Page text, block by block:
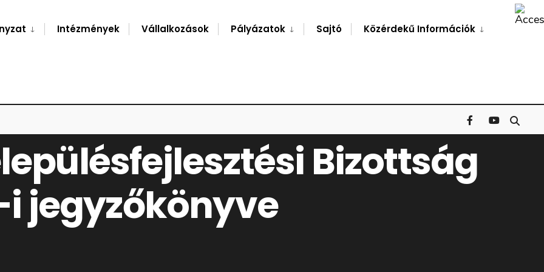
Intézmények Vállalkozások Pályázatok Sajtó Közérdekű Információk
Bizottság
i jegyzőkönyve
Window